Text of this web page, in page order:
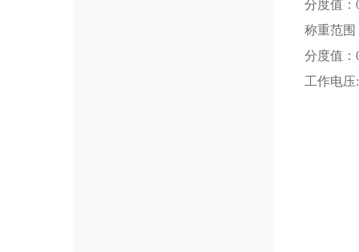
分度值：
称重范围
分度值：
工作电压